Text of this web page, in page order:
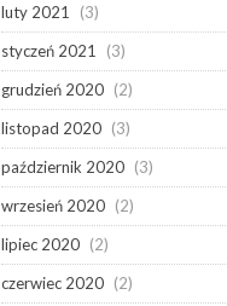
luty 2021
(3)
styczeń 2021
(3)
grudzień 2020 (2)
listopad 2020 (3)
październik 2020 (3)
wrzesień 2020 (2)
lipiec 2020 (2)
czerwiec 2020 (2)